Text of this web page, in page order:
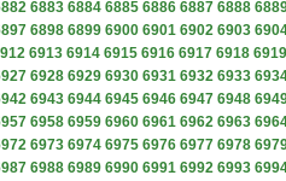
6883 6884 6885 6886 6887 6888
6898 6899 6900 6901 6902 6903
6913 6914 6915 6916 6917 6918 6919
6928 6929 6930 6931 6932 6933
6943 6944 6945 6946 6947 6948
6958 6959 6960 6961 6962 6963
6973 6974 6975 6976 6977 6978
6988 6989 6990 6991 6992 6993